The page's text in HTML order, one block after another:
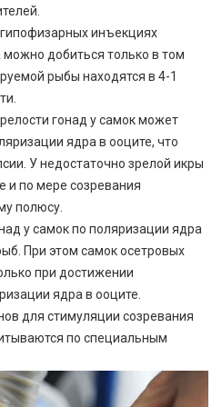
инъекциях
добиться только в том
рыбы находятся в 4-1
гонад у самок может
ядра в ооците, что
У недостаточно зрелой икры
и по мере созревания
полюсу.
у самок по поляризации ядра
При этом самок осетровых
при достижении
ядра в ооците.
для стимуляции созревания
по специальным